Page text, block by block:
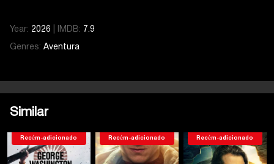
Year: 2026 IMDB: 7.9
Genres: Aventura
Serie 1
Serie 4
Temporada 1
Similar
Recém-adicionado Recém-adicionado Recém-adicionado